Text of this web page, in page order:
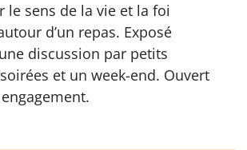
le sens de la vie et la foi
d’un repas. Exposé
discussion par petits
et un week-end. Ouvert